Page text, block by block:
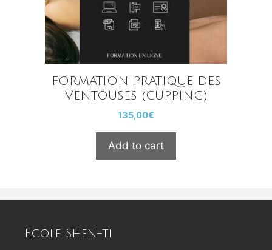
FORMATION PRATIQUE DES
VENTOUSES (CUPPING)
135,00€
Add to cart
Ecole Shen-ti